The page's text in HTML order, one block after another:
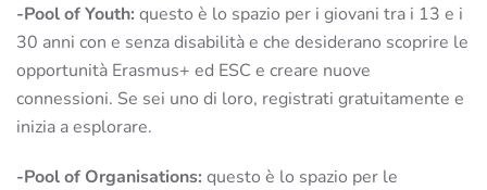
-Pool of Youth: questo è lo spazio per i giovani tra i 13 e i
30 anni con e senza disabilità e che desiderano scoprire le
opportunità Erasmus+ ed ESC e creare nuove
connessioni. Se sei uno di loro, registrati gratuitamente e
inizia a esplorare.
-Pool of Organisations: questo è lo spazio per le